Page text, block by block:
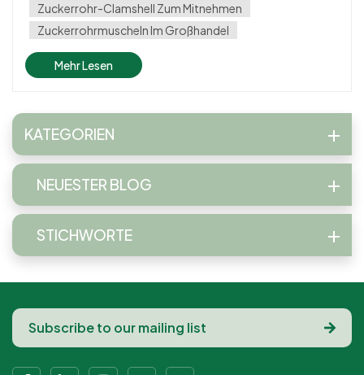
Zuckerrohr-Clamshell Zum Mitnehmen
Zuckerrohrmuscheln Im Großhandel
Mehr Lesen
KATEGORIEN
NEUESTER BLOG
STICHWORTE